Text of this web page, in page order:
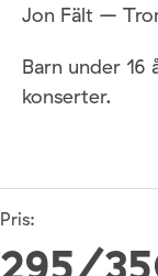
Jon Fält –
Barn under 16
konserter.
Pris:
295/